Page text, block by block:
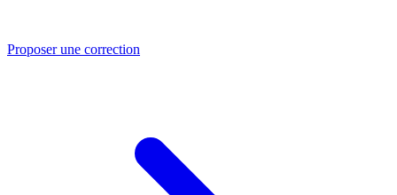
Proposer une correction